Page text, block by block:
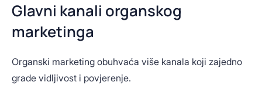
Glavni kanali organskog
marketinga
Organski marketing obuhvaća više kanala koji zajedno
grade vidljivost i povjerenje.